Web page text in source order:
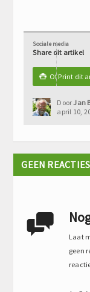
Sociale media
Share dit artikel
 Of Print dit
DoorJan
april 10,
GEEN REACTIES

Laat
geen